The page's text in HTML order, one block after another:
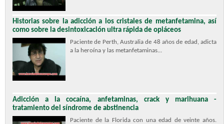
Historias sobre la adicción a los cristales de metanfetamina, así
como sobre la desintoxicación ultra rápida de opiáceos
Paciente de Perth, Australia de 48 años de edad, adicta
a la heroína y las metanfetaminas...
Adicción a la cocaína, anfetaminas, crack y marihuana -
tratamiento del síndrome de abstinencia
Paciente de la Florida con una edad de veinte años.